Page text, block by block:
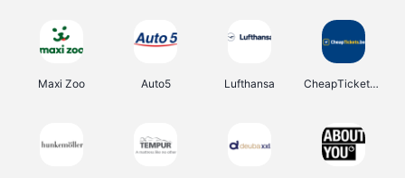
Maxi Zoo Auto5 Lufthansa CheapTickets.be